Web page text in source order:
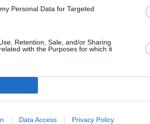
Personal Data for Targeted
Retention, Sale, and/or Sharing
with the Purposes for which it
Data Access Privacy Policy
PinterestLinkedInEmail Print